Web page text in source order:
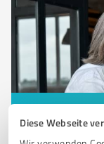
Diese Webseite
Sie möchten
Registrieren Sie